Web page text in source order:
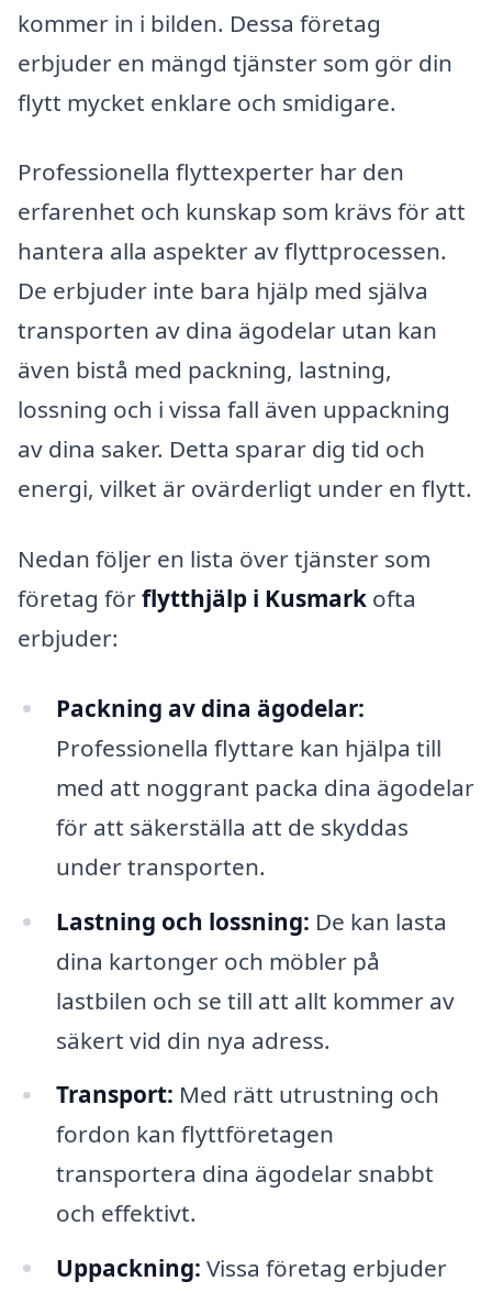
kommer in i bilden. Dessa företag
erbjuder en mängd tjänster som gör din
flytt mycket enklare och smidigare.
Professionella flyttexperter har den
erfarenhet och kunskap som krävs för att
hantera alla aspekter av flyttprocessen.
De erbjuder inte bara hjälp med själva
transporten av dina ägodelar utan kan
även bistå med packning, lastning,
lossning och i vissa fall även uppackning
av dina saker. Detta sparar dig tid och
energi, vilket är ovärderligt under en flytt.
Nedan följer en lista över tjänster som
företag förflytthjälp i Kusmark ofta
erbjuder:
Packning av dina ägodelar:
Professionella flyttare kan hjälpa till
med att noggrant packa dina ägodelar
för att säkerställa att de skyddas
under transporten.
Lastning och lossning: De kan lasta
dina kartonger och möbler på
lastbilen och se till att allt kommer av
säkert vid din nya adress.
Transport: Med rätt utrustning och
fordon kan flyttföretagen
transportera dina ägodelar snabbt
och effektivt.
Uppackning: Vissa företag erbjuder